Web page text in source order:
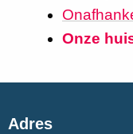
Onze
Adres